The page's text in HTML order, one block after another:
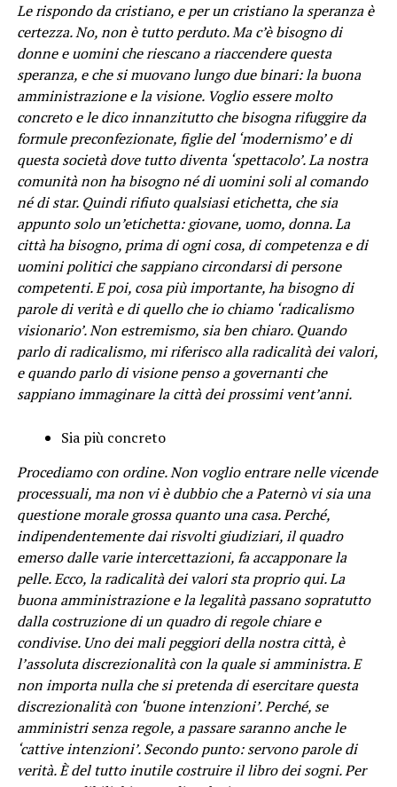
Le rispondo da cristiano, e per un cristiano la speranza è
certezza. No, non è tutto perduto. Ma c’è bisogno di
donne e uomini che riescano a riaccendere questa
speranza, e che si muovano lungo due binari: la buona
amministrazione e la visione. Voglio essere molto
concreto e le dico innanzitutto che bisogna rifuggire da
formule preconfezionate, figlie del ‘modernismo’ e di
questa società dove tutto diventa ‘spettacolo’. La nostra
comunità non ha bisogno né di uomini soli al comando
né di star. Quindi rifiuto qualsiasi etichetta, che sia
appunto solo un’etichetta: giovane, uomo, donna. La
città ha bisogno, prima di ogni cosa, di competenza e di
uomini politici che sappiano circondarsi di persone
competenti. E poi, cosa più importante, ha bisogno di
parole di verità e di quello che io chiamo ‘radicalismo
visionario’. Non estremismo, sia ben chiaro. Quando
parlo di radicalismo, mi riferisco alla radicalità dei valori,
e quando parlo di visione penso a governanti che
sappiano immaginare la città dei prossimi vent’anni.
Sia più concreto
Procediamo con ordine. Non voglio entrare nelle vicende
processuali, ma non vi è dubbio che a Paternò vi sia una
questione morale grossa quanto una casa. Perché,
indipendentemente dai risvolti giudiziari, il quadro
emerso dalle varie intercettazioni, fa accapponare la
pelle. Ecco, la radicalità dei valori sta proprio qui. La
buona amministrazione e la legalità passano sopratutto
dalla costruzione di un quadro di regole chiare e
condivise. Uno dei mali peggiori della nostra città, è
l’assoluta discrezionalità con la quale si amministra. E
non importa nulla che si pretenda di esercitare questa
discrezionalità con ‘buone intenzioni’. Perché, se
amministri senza regole, a passare saranno anche le
‘cattive intenzioni’. Secondo punto: servono parole di
verità. È del tutto inutile costruire il libro dei sogni. Per